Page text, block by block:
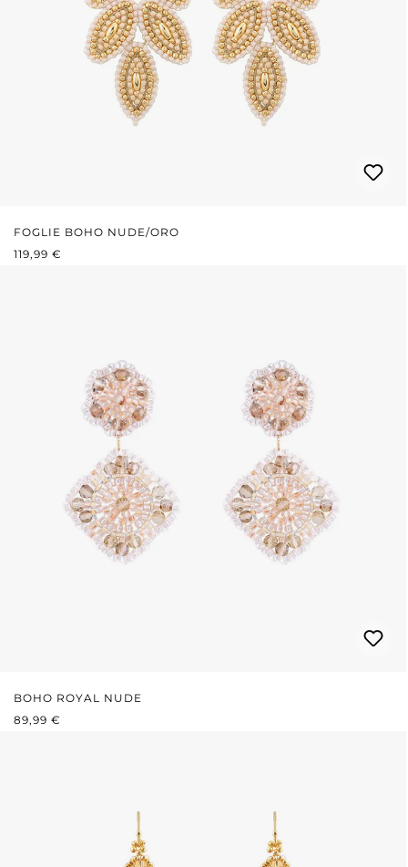
FOGLIE BOHO NUDE/ORO
PREZZO NORMALE:
119,99 €
BOHO ROYAL NUDE
PREZZO NORMALE:
89,99 €